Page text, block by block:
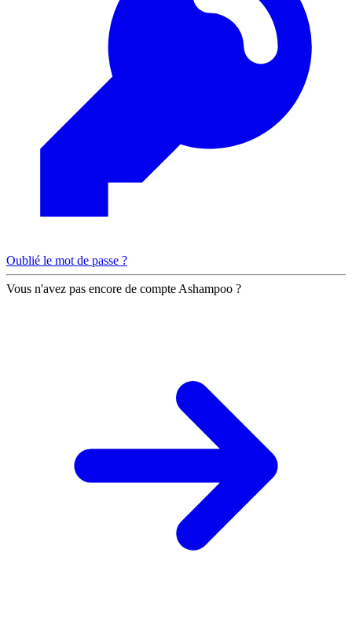
Oublié le mot de passe ?
Vous n'avez pas encore de compte Ashampoo ?